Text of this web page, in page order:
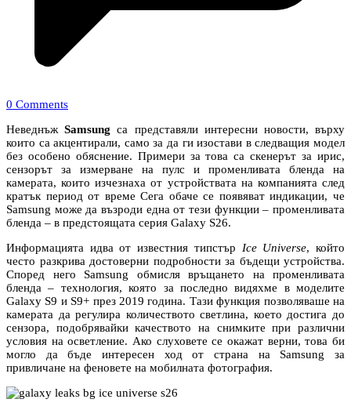
0 Comments
НеведнъжSamsungса представяли интересни новости, върху
които са акцентирали, само за да ги изостави в следващия модел
без особено обяснение. Примери за това са скенерът за ирис,
сензорът за измерване на пулс и променливата бленда на
камерата, които изчезнаха от устройствата на компанията след
кратък период от време Сега обаче се появяват индикации, че
Samsung може да възроди една от тези функции – променливата
бленда – в предстоящата серия Galaxy S26.
Информацията идва от известния типстър Ice Universe, който
често разкрива достоверни подробности за бъдещи устройства.
Според него Samsung обмисля връщането на променливата
бленда – технология, която за последно видяхме в моделите
Galaxy S9 и S9+ през 2019 година. Тази функция позволяваше на
камерата да регулира количеството светлина, което достига до
сензора, подобрявайки качеството на снимките при различни
условия на осветление. Ако слуховете се окажат верни, това би
могло да бъде интересен ход от страна на Samsung за
привличане на феновете на мобилната фотография.